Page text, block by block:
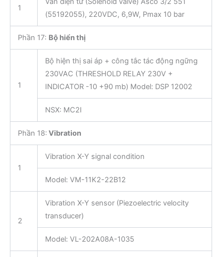
1
(55192055), 220VDC, 6,9W, Pmax 10 bar
Phần 17: Bộ hiển thị
1
Bộ hiện thị sai áp + công tắc tác động ngững
230VAC (THRESHOLD RELAY 230V +
INDICATOR -10 +90 mb) Model: DSP 12002
NSX: MC2I
Phần 18: Vibration
1
Vibration X-Y signal condition
Model: VM-11K2-22B12
2
Vibration X-Y sensor (Piezoelectric velocity
transducer)
Model: VL-202A08A-1035